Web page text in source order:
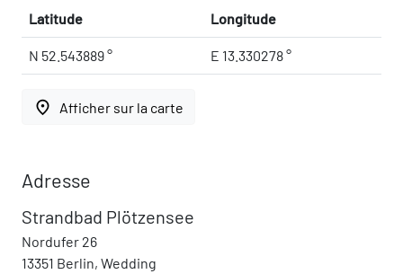
Latitude Longitude
N 52.543889 ° E 13.330278 °
place Afficher sur la carte
Adresse
Strandbad Plötzensee
Nordufer 26
13351 Berlin, Wedding